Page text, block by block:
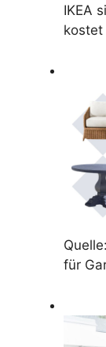
IKEA
für